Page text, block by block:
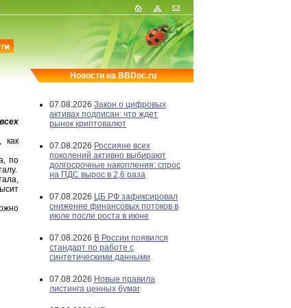
как
по
Новости на BBDoc.ru
07.08.2026 Закон о цифровых
активах подписан: что ждет
рынок криптовалют
07.08.2026 Россияне всех
поколений активно выбирают
долгосрочные накопления: спрос
на ПДС вырос в 2,6 раза
07.08.2026 ЦБ РФ зафиксировал
снижение финансовых потоков в
июле после роста в июне
07.08.2026 В России появился
стандарт по работе с
синтетическими данными
07.08.2026 Новые правила
листинга ценных бумаг